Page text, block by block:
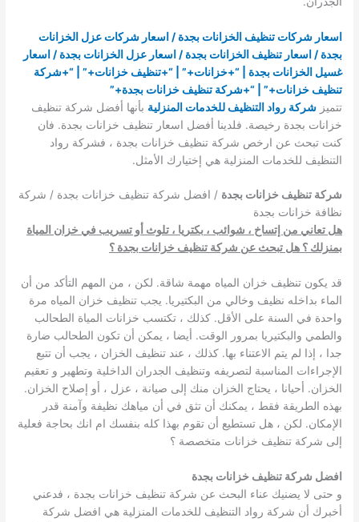
اسعار شركات تنظيف الخزانات بجدة / اسعار شركات عزل الخزانات
بجدة / اسعار تنظيف الخزانات بجدة / اسعار عزل الخزانات بجدة / اسعار
غسيل الخزانات بجدة
| “+خزانات+” | “+تنظيف خزانات+” | “+شركة
تنظيف خزانات+” | “+شركة تنظيف خزانات بجدة+”
تتميزشركة رواد التنظيف للخدمات المنزلية بأنها أفضل شركة تنظيف
خزانات بجدة رخيصة. فلدينا أفضل اسعار تنظيف خزانات بجدة. فان
كنت تبحث عن ارخص شركة تنظيف خزانات بجدة ، فشركة رواد
التنظيف للخدمات المنزلية هي إختيارك الأمثل.
شركة تنظيف خزانات بجدة / افضل شركة تنظيف خزانات بجدة / شركة
نظافة خزانات بجدة
هل تعاني من إتساخ ، شوائب ، بكتريا ، تلوث أو تسريب في خزان المياة
بمنزلك ؟ هل تبحث عن شركة تنظيف خزانات بجدة ؟
قد يكون تنظيف خزان المياه مهمة شاقة. لكن ، من المهم التأكد من أن
الماء بداخله نظيف وخالي من البكتيريا. يجب تنظيف خزان المياه مرة
واحدة في السنة على الأقل. كذلك ، تكتسب خزانات المياة الطحالب
والطمي والبكتيريا بمرور الوقت. أيضا ، يمكن أن تكون الطحالب ضارة
جدا ، إذا لم يتم الاعتناء بها. كذلك ، عند تنظيف الخزان ، يجب أن تتبع
الإجراءات المناسبة لتصريفه وتنظيف الجدران الداخلية وتطهير و تعقيم
الخزان. أحيانا ، يحتاج الخزان منك إلى صيانة ، عزل ، أو إصلاح الخزان.
بهذه الطريقة فقط ، يمكنك أن تثق في أن مياهك نظيفة وآمنة قدر
الإمكان. لكن ، هل تستطيع أن تقوم بهذا كله بنفسك ام انك بحاجة فعلية
إلى شركة تنظيف خزانات متخصصة ؟
افضل شركة تنظيف خزانات بجدة
و حتى لا يضنيك عناء البحث عن شركة تنظيف خزانات بجدة ، فدعني
أخبرك أن شركة رواد التنظيف للخدمات المنزلية هي افضل شركة